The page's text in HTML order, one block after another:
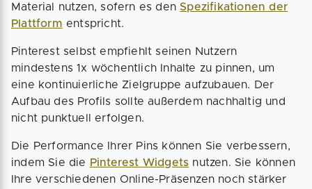
Material nutzen, sofern es denSpezifikationen der
Plattform entspricht.
Pinterest selbst empfiehlt seinen Nutzern
mindestens 1x wöchentlich Inhalte zu pinnen, um
eine kontinuierliche Zielgruppe aufzubauen. Der
Aufbau des Profils sollte außerdem nachhaltig und
nicht punktuell erfolgen.
Die Performance Ihrer Pins können Sie verbessern,
indem Sie die Pinterest Widgets nutzen. Sie können
Ihre verschiedenen Online-Präsenzen noch stärker